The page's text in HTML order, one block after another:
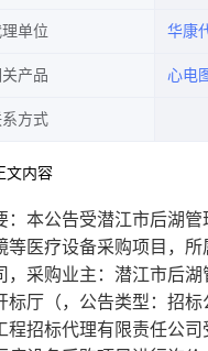
单位 华康
产品 心电
方式
文内容
：本公告受潜江市后湖
等医疗设备采购项目，
，采购业主：潜江市后
标厅（，公告类型：招
程招标代理有限责任公